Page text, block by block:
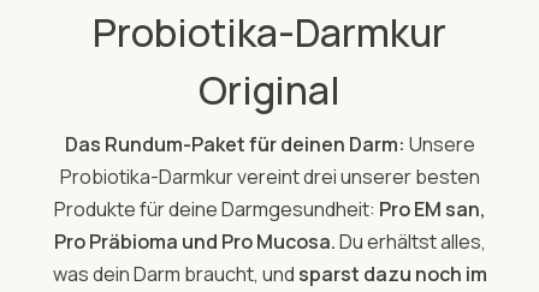
Probiotika-Darmkur
Original
Das Rundum-Paket für deinen Darm: Unsere
Probiotika-Darmkur vereint drei unserer besten
Produkte für deine Darmgesundheit: Pro EM san,
Pro Präbioma und Pro Mucosa.Du erhältst alles,
was dein Darm braucht, und sparst dazu noch im